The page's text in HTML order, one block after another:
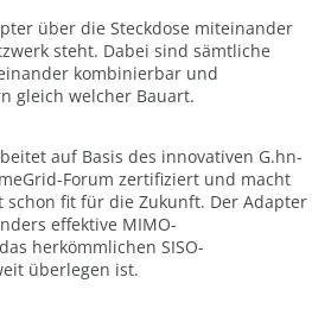
über die Steckdose miteinander
steht. Dabei sind sämtliche
kombinierbar und
gleich welcher Bauart.
auf Basis des innovativen G.hn-
Forum zertifiziert und macht
schon fit für die Zukunft. Der Adapter
effektive MIMO-
herkömmlichen SISO-
überlegen ist.